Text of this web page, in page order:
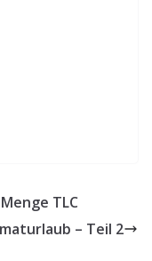
TLC
– Teil 2